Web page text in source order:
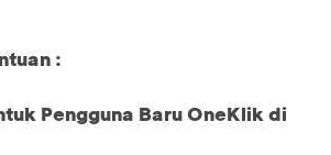
:
Pengguna Baru OneKlik di